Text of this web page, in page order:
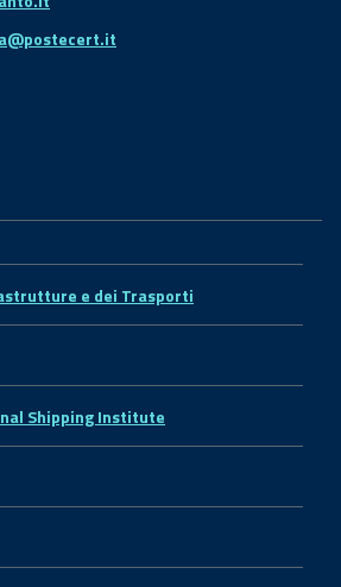
e dei Trasporti
Shipping Institute